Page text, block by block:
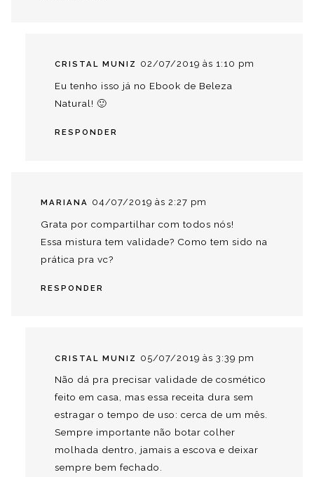
CRISTAL MUNIZ 02/07/2019 às 1:10 pm
Eu tenho isso já no Ebook de Beleza
Natural ! 🙂
RESPONDER
MARIANA 04/07/2019 às 2:27 pm
Grata por compartilhar com todos nós!
Essa mistura tem validade? Como tem sido na
prática pra vc?
RESPONDER
CRISTAL MUNIZ 05/07/2019 às 3:39 pm
Não dá pra precisar validade de cosmético
feito em casa, mas essa receita dura sem
estragar o tempo de uso: cerca de um mês.
Sempre importante não botar colher
molhada dentro, jamais a escova e deixar
sempre bem fechado.